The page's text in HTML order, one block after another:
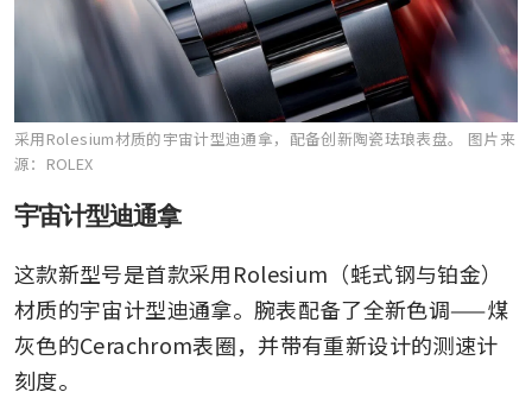
采用Rolesium材质的宇宙计型迪通拿，配备创新陶瓷珐琅表盘。 图片来
源：ROLEX
宇宙计型迪通拿
这款新型号是首款采用Rolesium（蚝式钢与铂金）
材质的宇宙计型迪通拿。腕表配备了全新色调——煤
灰色的Cerachrom表圈，并带有重新设计的测速计
刻度。